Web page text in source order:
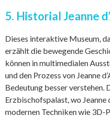
5. Historial Jeanne
Dieses interaktive Museum,
erzählt die bewegende
können in multimedialen
und den Prozess von Jeanne
Bedeutung besser verstehen.
Erzbischofspalast, wo
modernen Techniken wie